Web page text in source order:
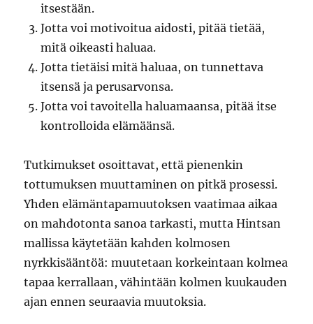
itsestään.
Jotta voi motivoitua aidosti, pitää tietää,
mitä oikeasti haluaa.
Jotta tietäisi mitä haluaa, on tunnettava
itsensä ja perusarvonsa.
Jotta voi tavoitella haluamaansa, pitää itse
kontrolloida elämäänsä.
Tutkimukset osoittavat, että pienenkin
tottumuksen muuttaminen on pitkä prosessi.
Yhden elämäntapamuutoksen vaatimaa aikaa
on mahdotonta sanoa tarkasti, mutta Hintsan
mallissa käytetään kahden kolmosen
nyrkkisääntöä: muutetaan korkeintaan kolmea
tapaa kerrallaan, vähintään kolmen kuukauden
ajan ennen seuraavia muutoksia.